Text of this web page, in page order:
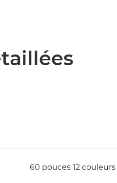
60 pouces 12 couleurs